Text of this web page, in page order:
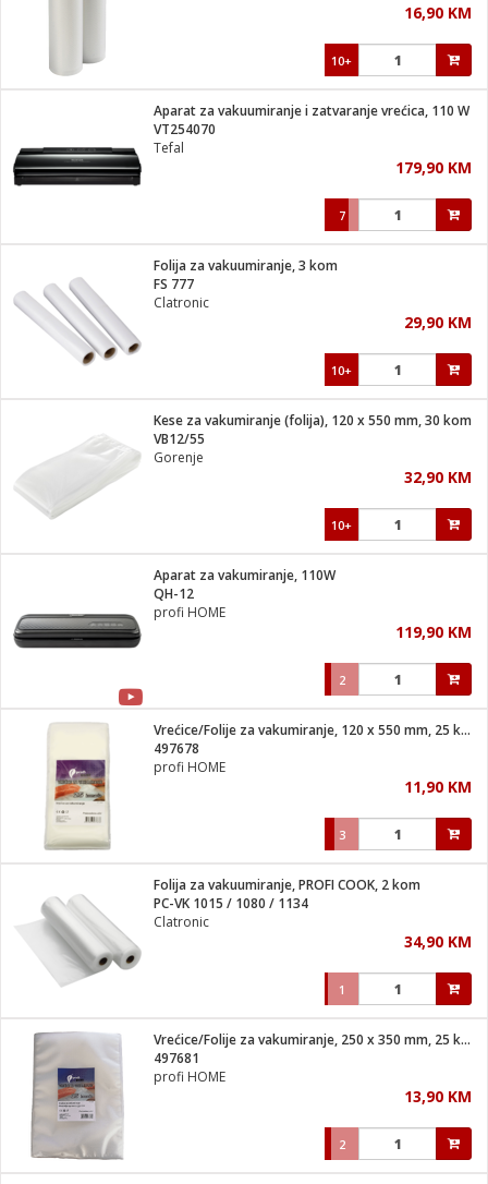
16,90 KM
10+
Aparat za vakuumiranje i zatvaranje vrećica, 110 W
VT254070
Tefal
179,90 KM
7
Folija za vakuumiranje, 3 kom
FS 777
Clatronic
29,90 KM
10+
Kese za vakumiranje (folija), 120 x 550 mm, 30 kom
VB12/55
Gorenje
32,90 KM
10+
Aparat za vakumiranje, 110W
QH-12
profi HOME
119,90 KM
2
Vrećice/Folije za vakumiranje, 120 x 550 mm, 25 kom
497678
profi HOME
11,90 KM
3
Folija za vakuumiranje, PROFI COOK, 2 kom
PC-VK 1015 / 1080 / 1134
Clatronic
34,90 KM
1
Vrećice/Folije za vakumiranje, 250 x 350 mm, 25 kom
497681
profi HOME
13,90 KM
2